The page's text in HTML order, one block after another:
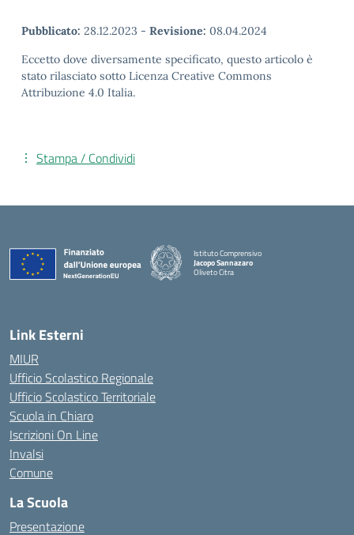
Pubblicato: 28.12.2023 - Revisione: 08.04.2024
Eccetto dove diversamente specificato, questo articolo è
stato rilasciato sotto Licenza Creative Commons
Attribuzione 4.0 Italia.
Stampa / Condividi
Istituto Comprensivo
Jacopo Sannazaro
Oliveto Citra
Link Esterni
MIUR
Ufficio Scolastico Regionale
Ufficio Scolastico Territoriale
Scuola in Chiaro
Iscrizioni On Line
Invalsi
Comune
La Scuola
Presentazione